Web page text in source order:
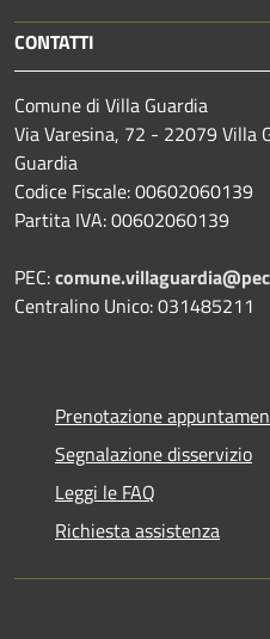
CONTATTI
Comune di Villa Guardia
Via Varesina, 72 - 22079 Villa
Guardia
Codice Fiscale: 00602060139
Partita IVA: 00602060139
PEC:
Centralino Unico: 031485211
Prenotazione
Segnalazione disservizio
Leggi le FAQ
Richiesta assistenza